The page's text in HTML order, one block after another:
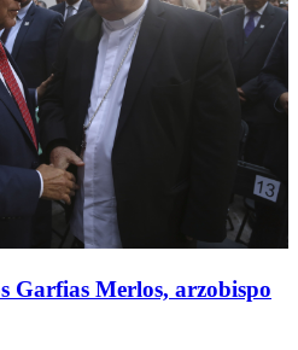
Garfias Merlos, arzobispo